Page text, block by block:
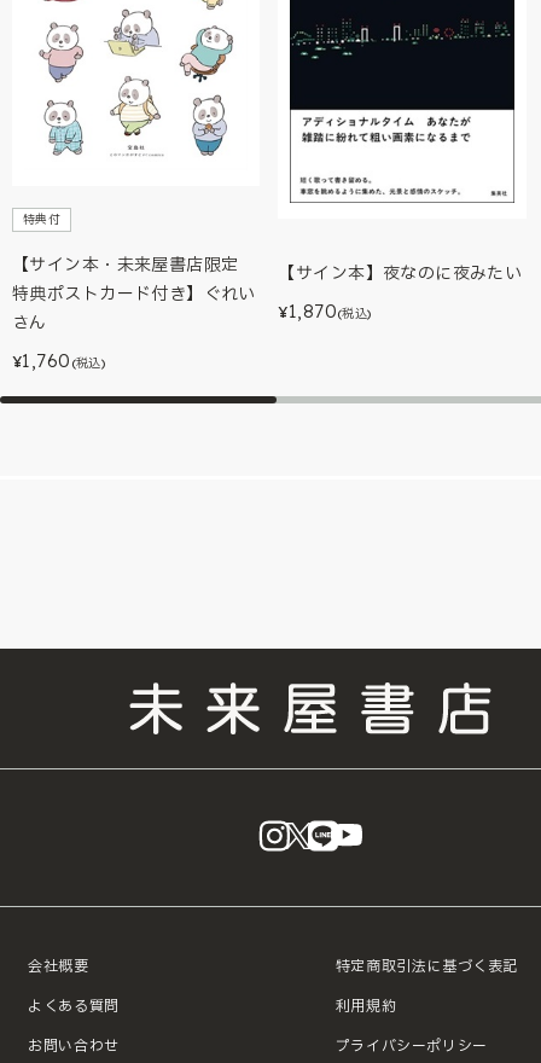
特典付
【サイン本・未来屋書店限定
特典ポストカード付き】ぐれい
さん
¥1,760 (税込)
【サイン本】夜なのに夜みたい
¥1,870(税込)
instagram
X LINE
会社概要
よくある質問
お問い合わせ
特定商取引法に基づく表記
利用規約
プライバシーポリシー